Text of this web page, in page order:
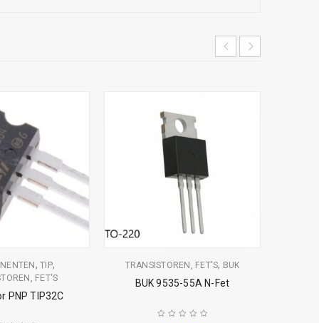
,TIP,
FET'S
PNP TIP32C
TRANSISTOREN, FET'S, BUK
BUK 9535-55A N-Fet